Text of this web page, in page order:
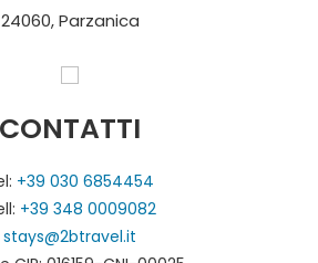
24060, Parzanica
CONTATTI
+39 030 6854454
+39 348 0009082
stays@2btravel.it